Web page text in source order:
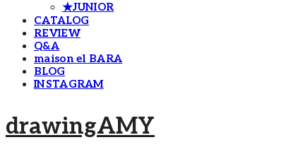
★JUNIOR
CATALOG
REVIEW
Q&A
maison el BARA
BLOG
INSTAGRAM
drawingAMY